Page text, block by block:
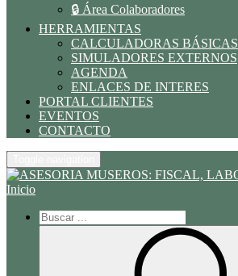
🔒 Área Colaboradores
HERRAMIENTAS
CALCULADORAS BÁSICAS
SIMULADORES EXTERNOS
AGENDA
ENLACES DE INTERES
PORTAL CLIENTES
EVENTOS
CONTACTO
Inicio